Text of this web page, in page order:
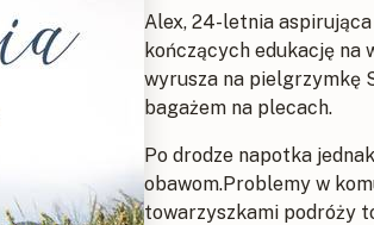
Alex, 24-letnia
kończących edukację na
wyrusza na pielgrzymkę
bagażem na plecach.
Po drodze napotka
obawom.Problemy w
towarzyszkami podróży